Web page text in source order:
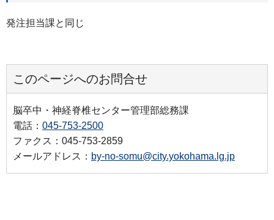
発注担当課と同じ
このページへのお問合せ
脳卒中・神経脊椎センター管理部総務課
電話： 045-753-2500
ファクス：045-753-2859
メールアドレス： by-no-somu@city.yokohama.lg.jp